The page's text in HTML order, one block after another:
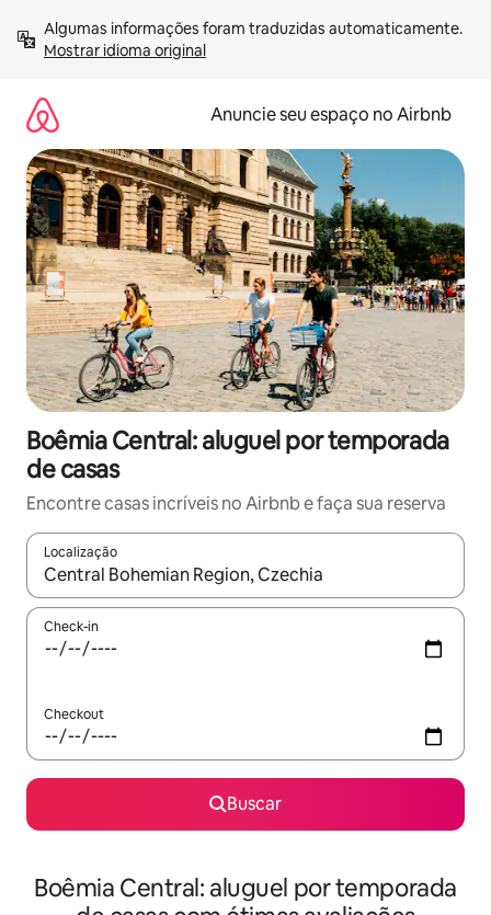
para
Mostrar idioma original
Anuncie seu espaço no Airbnb
Boêmia Central: aluguel por temporada
de casas
Encontre casas incríveis no Airbnb e faça sua reserva
Localização
Quando os resultados estiverem disponíveis, explore-os
Check-in
Checkout
Buscar
Boêmia Central: aluguel por temporada